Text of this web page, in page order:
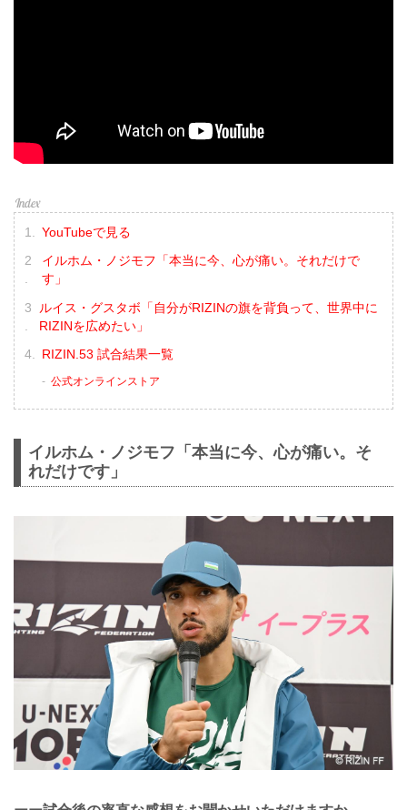
YouTubeで見る
イルホム・ノジモフ「本当に今、心が痛い。それだけで
す」
ルイス・グスタボ「自分がRIZINの旗を背負って、世界中に
RIZINを広めたい」
RIZIN.53 試合結果一覧
公式オンラインストア
イルホム・ノジモフ「本当に今、心が痛い。そ
れだけです」